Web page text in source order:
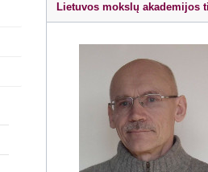
Lietuvos mokslų akademijos